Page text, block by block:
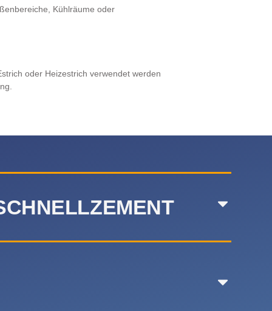
Kühlräume oder
oder Heizestrich verwendet werden